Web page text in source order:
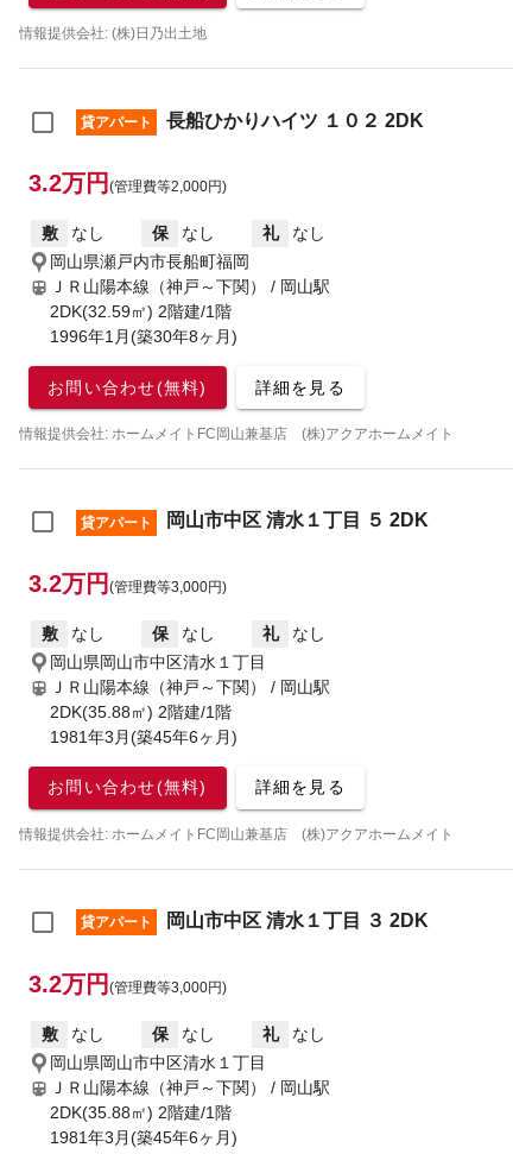
情報提供会社: (株)日乃出土地
貸アパート 長船ひかりハイツ １０２ 2DK
3.2万円 (管理費等2,000円)
敷 なし 保 なし 礼
なし
岡山県瀬戸内市長船町福岡
ＪＲ山陽本線（神戸～下関） / 岡山駅
2DK(32.59㎡) 2階建/1階
1996年1月(築30年8ヶ月)
お問い合わせ(無料) 詳細を見る
情報提供会社: ホームメイトFC岡山兼基店 (株)アクアホームメイト
貸アパート 岡山市中区 清水１丁目 ５ 2DK
3.2万円 (管理費等3,000円)
敷 なし 保 なし 礼
なし
岡山県岡山市中区清水１丁目
ＪＲ山陽本線（神戸～下関） / 岡山駅
2DK(35.88㎡) 2階建/1階
1981年3月(築45年6ヶ月)
お問い合わせ(無料) 詳細を見る
情報提供会社: ホームメイトFC岡山兼基店 (株)アクアホームメイト
貸アパート 岡山市中区 清水１丁目 ３ 2DK
3.2万円 (管理費等3,000円)
敷 なし 保 なし 礼
なし
岡山県岡山市中区清水１丁目
ＪＲ山陽本線（神戸～下関） / 岡山駅
2DK(35.88㎡) 2階建/1階
1981年3月(築45年6ヶ月)